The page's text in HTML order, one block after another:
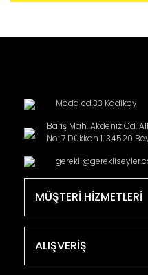
Moda cd.33 Kadikoy
Barış Mah. Akdeniz Cd.
No: 7 Dükkan 1, 34520
MÜŞTERİ HİZMETLERİ
ALIŞVERİŞ